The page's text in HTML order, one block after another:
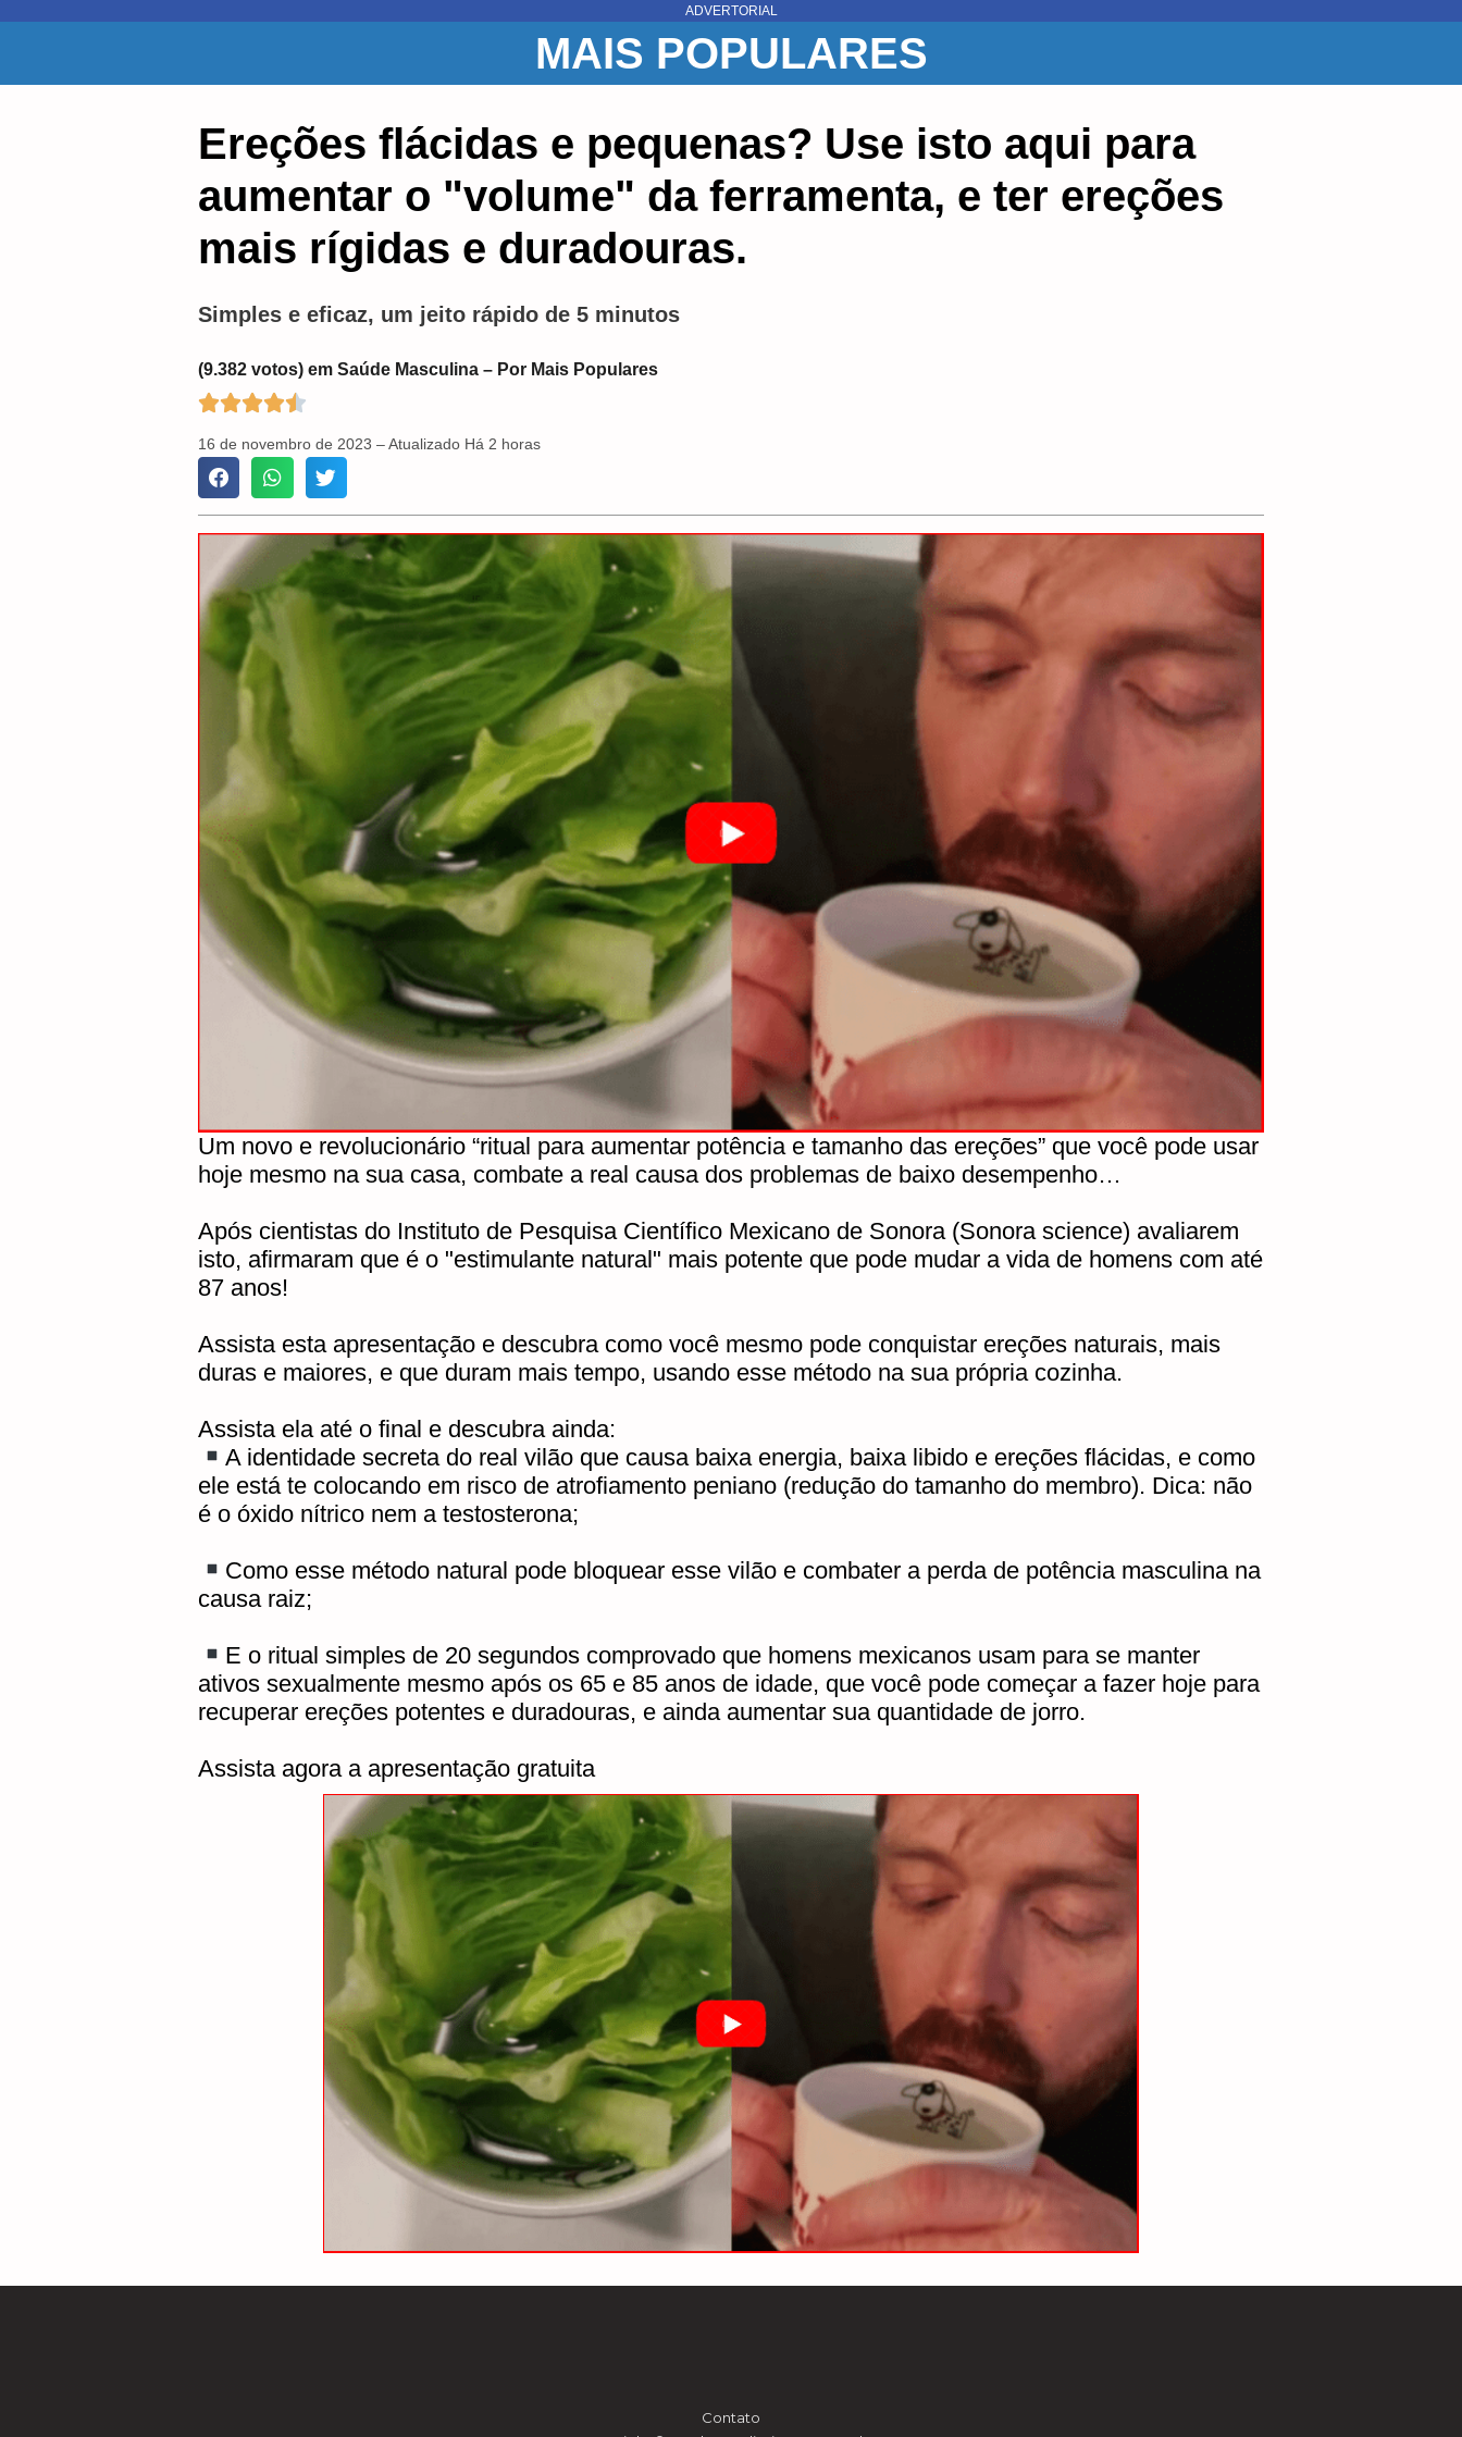
ADVERTORIAL
MAIS POPULARES
Ereções flácidas e pequenas? Use isto aqui para
aumentar o "volume" da ferramenta, e ter ereções
mais rígidas e duradouras.
Simples e eficaz, um jeito rápido de 5 minutos
(9.382 votos) em Saúde Masculina – Por Mais Populares

16 de novembro de 2023 – Atualizado Há 2 horas
Um novo e revolucionário “ritual para aumentar potência e tamanho das ereções” que você pode usar
hoje mesmo na sua casa, combate a real causa dos problemas de baixo desempenho…
Após cientistas do Instituto de Pesquisa Científico Mexicano de Sonora (Sonora science) avaliarem
isto, afirmaram que é o "estimulante natural" mais potente que pode mudar a vida de homens com até
87 anos!
Assista esta apresentação e descubra como você mesmo pode conquistar ereções naturais, mais
duras e maiores, e que duram mais tempo, usando esse método na sua própria cozinha.
Assista ela até o final e descubra ainda:
A identidade secreta do real vilão que causa baixa energia, baixa libido e ereções flácidas, e como
ele está te colocando em risco de atrofiamento peniano (redução do tamanho do membro). Dica: não
é o óxido nítrico nem a testosterona;
Como esse método natural pode bloquear esse vilão e combater a perda de potência masculina na
causa raiz;
E o ritual simples de 20 segundos comprovado que homens mexicanos usam para se manter
ativos sexualmente mesmo após os 65 e 85 anos de idade, que você pode começar a fazer hoje para
recuperar ereções potentes e duradouras, e ainda aumentar sua quantidade de jorro.
Assista agora a apresentação gratuita
Contato